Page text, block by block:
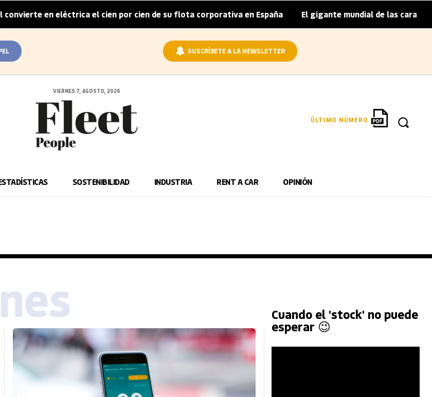
en eléctrica el cien por cien de su flota corporativa en España | El gigante mundial de las
SUSCRÍBETE A LA NEWSLETTER
VIERNES 7, AGOSTO, 2026
ÚLTIMO NÚMERO
SOSTENIBILIDAD INDUSTRIA RENT A CAR OPINIÓN
Cuando el 'stock' no puede
esperar 😉